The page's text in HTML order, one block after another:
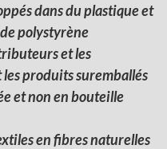
dans du plastique et
polystyrène
et les
produits suremballés
et non en bouteille
en fibres naturelles